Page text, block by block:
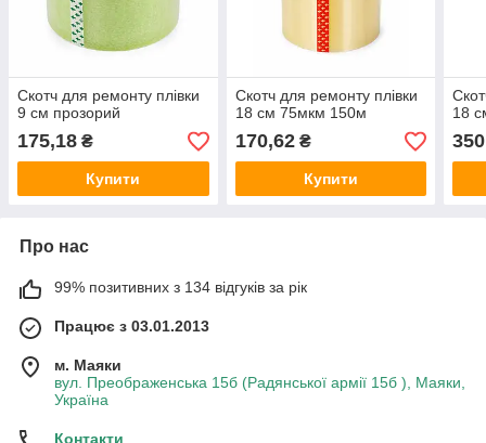
Скотч для ремонту плівки
9 см прозорий
175,18 ₴
Купити
Скотч для ремонту плівки
18 см 75мкм 150м
170,62₴
Купити
18
Про нас
99% позитивних з 134 відгуків за рік
Працює з 03.01.2013
м. Маяки
вул. Преображенська 15б (Радянської армії 15б ), Маяки,
Україна
Контакти